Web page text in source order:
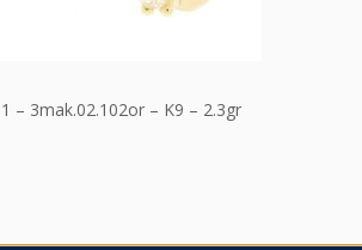
– 3mak.02.102or – K9 – 2.3gr